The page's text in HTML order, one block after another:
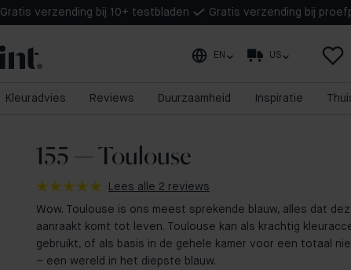
Gratis verzending bij 10+ testbladen Gratis verzending bij
EN US
Kleuradvies Reviews Duurzaamheid Inspiratie
155 — Toulouse
Lees alle 2 reviews
Wow. Toulouse is ons meest sprekende blauw, alles dat
aanraakt komt tot leven. Toulouse kan als krachtig
gebruikt, of als basis in de gehele kamer voor een totaal
– een wereld in het diepste blauw.